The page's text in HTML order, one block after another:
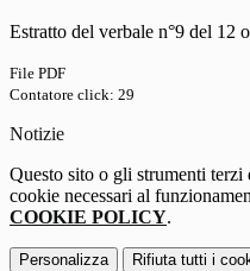
Estratto del verbale n°9 del 12
File PDF
Contatore click: 29
Notizie
Questo sito o gli strumenti
cookie necessari al
COOKIE POLICY.
Personalizza Rifiuta tutti i